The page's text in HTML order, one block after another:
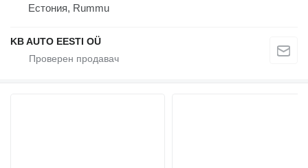
Естония, Rummu
KB AUTO EESTI OÜ